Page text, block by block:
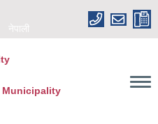
नेपाली
Municipality